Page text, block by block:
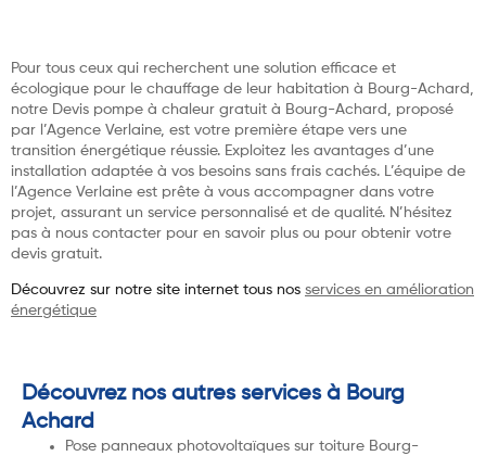
Pour tous ceux qui recherchent une solution efficace et
écologique pour le chauffage de leur habitation à Bourg-Achard,
notre Devis pompe à chaleur gratuit à Bourg-Achard, proposé
par l’Agence Verlaine, est votre première étape vers une
transition énergétique réussie. Exploitez les avantages d’une
installation adaptée à vos besoins sans frais cachés. L’équipe de
l’Agence Verlaine est prête à vous accompagner dans votre
projet, assurant un service personnalisé et de qualité. N’hésitez
pas à nous contacter pour en savoir plus ou pour obtenir votre
devis gratuit.
Découvrez sur notre site internet tous nos services en amélioration
énergétique
Découvrez nos autres services à Bourg
Achard
Pose panneaux photovoltaïques sur toiture Bourg-